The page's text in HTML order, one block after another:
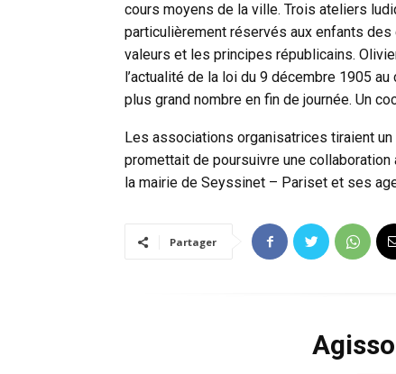
cours moyens de la ville. Trois ateliers
particulièrement réservés aux enfants
valeurs et les principes républicains.
l’actualité de la loi du 9 décembre 1905
plus grand nombre en fin de journée. Un
Les associations organisatrices tiraient
promettait de poursuivre une
la mairie de Seyssinet – Pariset et ses
Partager